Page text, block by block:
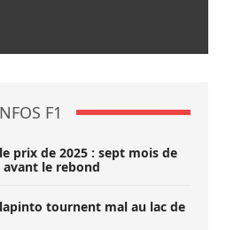
F1
prix de 2025 : sept mois de
le rebond
tournent mal au lac de